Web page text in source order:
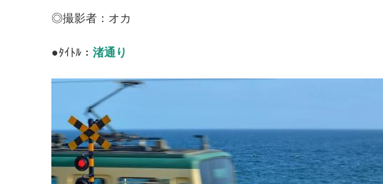
◎撮影者：オカ
●ﾀｲﾄﾙ： 渚通り